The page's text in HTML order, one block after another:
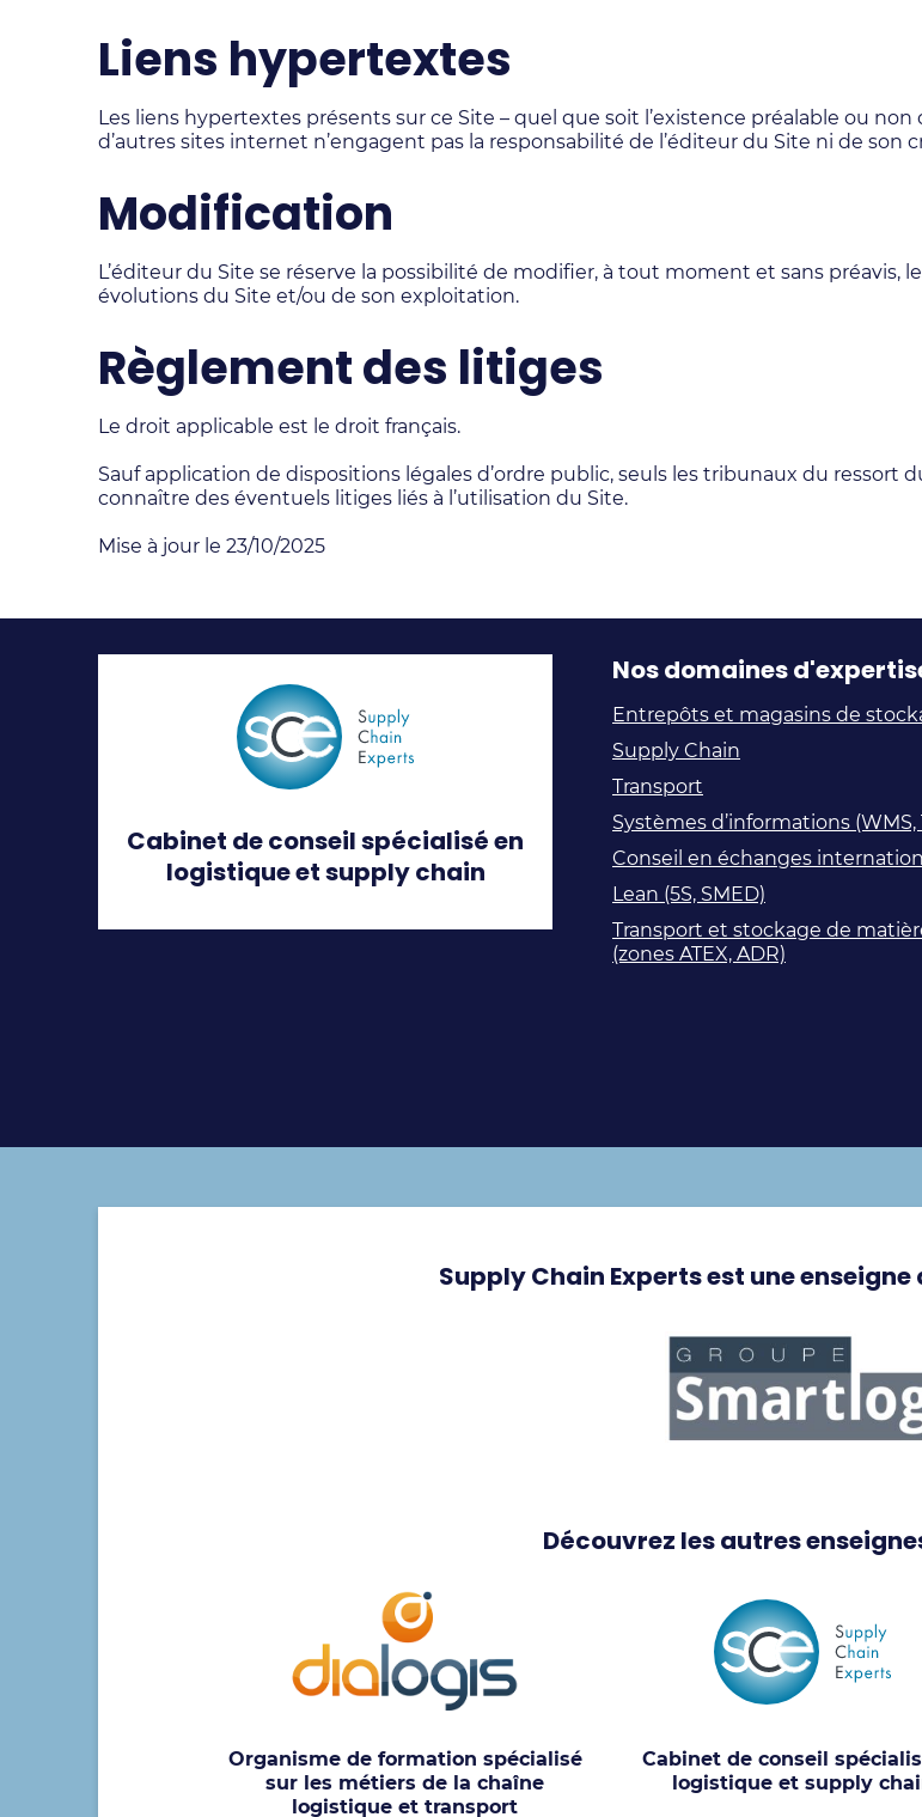
Liens hypertextes
Les liens hypertextes présents sur ce Site – quel que soit l’existence préalable ou
d’autres sites internet n’engagent pas la responsabilité de l’éditeur du Site ni de son
Modification
L’éditeur du Site se réserve la possibilité de modifier, à tout moment et sans préavis,
évolutions du Site et/ou de son exploitation.
Règlement des litiges
Le droit applicable est le droit français.
Sauf application de dispositions légales d’ordre public, seuls les tribunaux du ressort
connaître des éventuels litiges liés à l’utilisation du Site.
Mise à jour le 23/10/2025
Cabinet de conseil spécialisé en
logistique et supply chain
Nos domaines
Entrepôts et magasins de
Supply Chain
Transport
Systèmes d’informations (WMS,
Conseil en échanges
Lean (5S, SMED)
Transport et stockage de
(zones ATEX, ADR)
Supply Chain Experts est une
Découvrez les autres
Organisme de formation spécialisé
sur les métiers de la chaîne
logistique et transport
Cabinet de conseil
logistique et supply